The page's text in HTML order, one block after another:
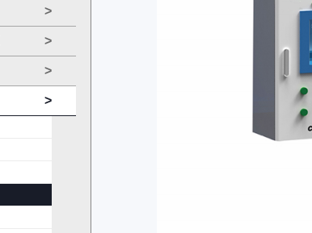
>
>
>
>